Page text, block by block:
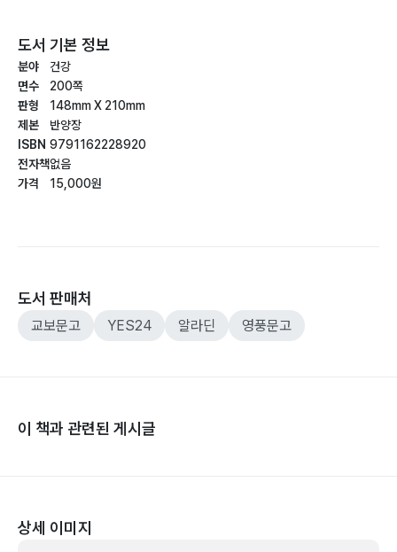
도서 기본 정보
분야
면수
판형
제본
ISBN
전자책
가격
건강
200쪽
148mm X 210mm
반양장
9791162228920
없음
15,000원
도서 판매처
교보문고 YES24 알라딘 영풍문고
이 책과 관련된 게시글
상세 이미지